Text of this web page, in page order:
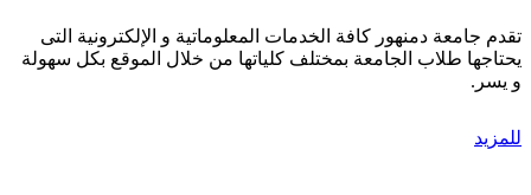
تقدم جامعة دمنهور كافة الخدمات المعلوماتية و الإلكترونية التى
يحتاجها طلاب الجامعة بمختلف كلياتها من خلال الموقع بكل سهولة
و يسر.
للمزيد